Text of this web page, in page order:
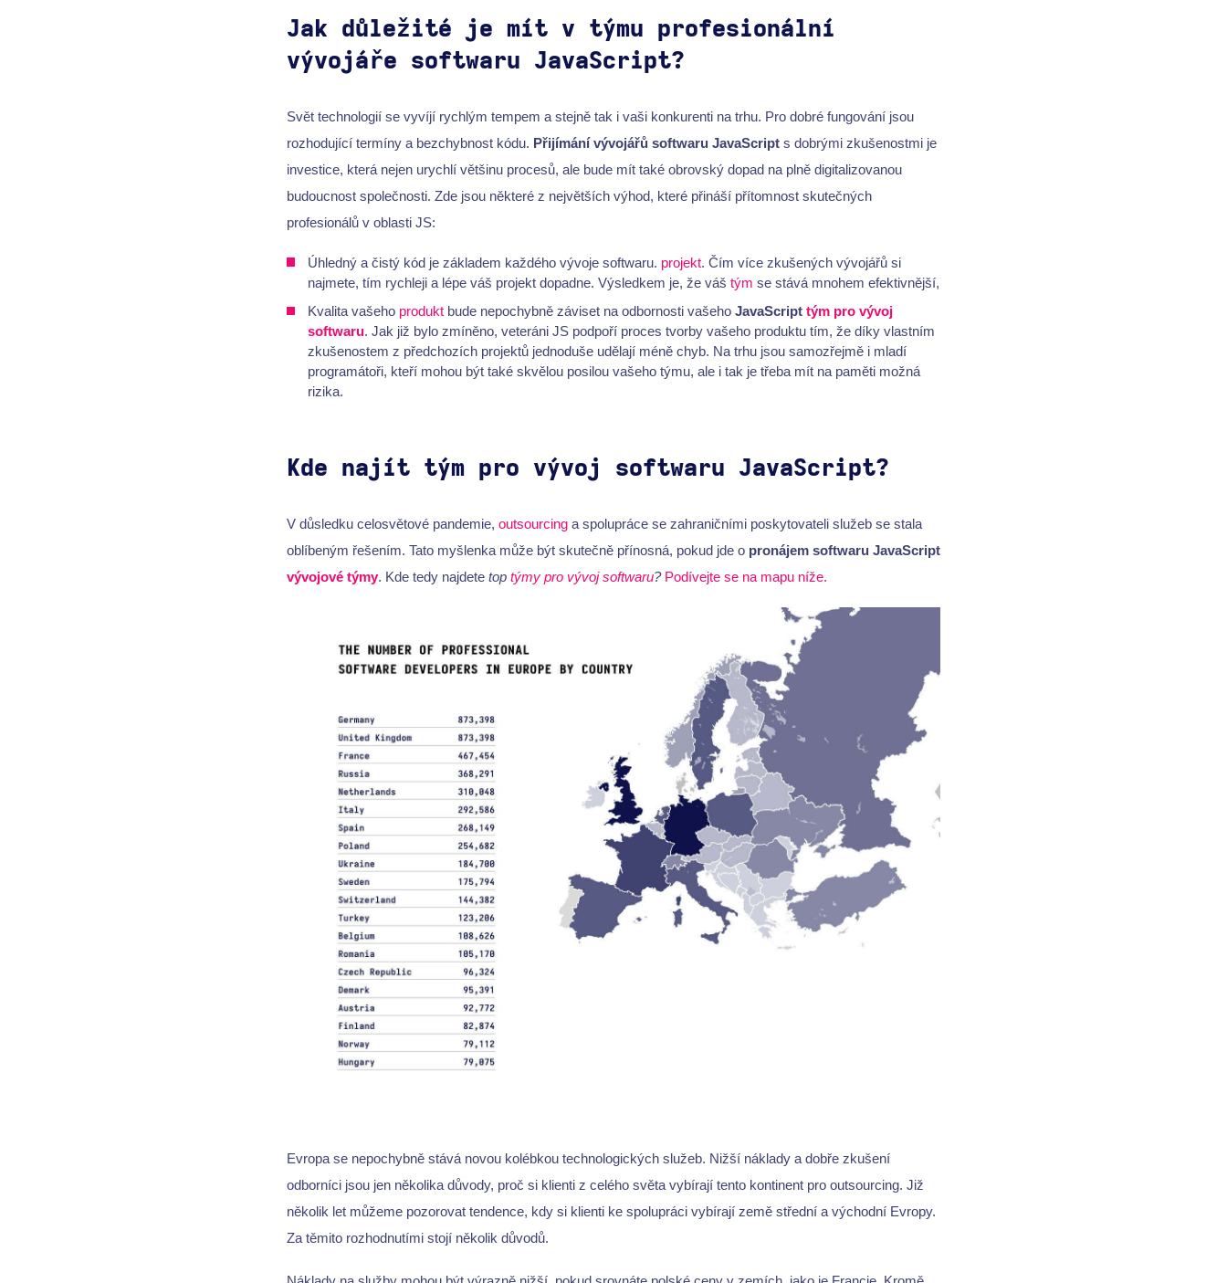
Jak důležité je mít v týmu profesionální
vývojáře softwaru JavaScript?
Svět technologií se vyvíjí rychlým tempem a stejně tak i vaši konkurenti na trhu. Pro dobré fungování jsou
rozhodující termíny a bezchybnost kódu. Přijímání vývojářů softwaru JavaScripts dobrými zkušenostmi je
investice, která nejen urychlí většinu procesů, ale bude mít také obrovský dopad na plně digitalizovanou
budoucnost společnosti. Zde jsou některé z největších výhod, které přináší přítomnost skutečných
profesionálů v oblasti JS:
Úhledný a čistý kód je základem každého vývoje softwaru. projekt. Čím více zkušených vývojářů si
najmete, tím rychleji a lépe váš projekt dopadne. Výsledkem je, že váš tým se stává mnohem efektivnější,
Kvalita vašeho produktbude nepochybně záviset na odbornosti vašeho JavaScript tým pro vývoj
softwaru. Jak již bylo zmíněno, veteráni JS podpoří proces tvorby vašeho produktu tím, že díky vlastním
zkušenostem z předchozích projektů jednoduše udělají méně chyb. Na trhu jsou samozřejmě i mladí
programátoři, kteří mohou být také skvělou posilou vašeho týmu, ale i tak je třeba mít na paměti možná
rizika.
Kde najít tým pro vývoj softwaru JavaScript?
V důsledku celosvětové pandemie, outsourcinga spolupráce se zahraničními poskytovateli služeb se stala
oblíbeným řešením. Tato myšlenka může být skutečně přínosná, pokud jde o pronájem softwaru JavaScript
vývojové týmy. Kde tedy najdete top týmy pro vývoj softwaru? Podívejte se na mapu níže.
Evropa se nepochybně stává novou kolébkou technologických služeb. Nižší náklady a dobře zkušení
odborníci jsou jen několika důvody, proč si klienti z celého světa vybírají tento kontinent pro outsourcing. Již
několik let můžeme pozorovat tendence, kdy si klienti ke spolupráci vybírají země střední a východní Evropy.
Za těmito rozhodnutími stojí několik důvodů.